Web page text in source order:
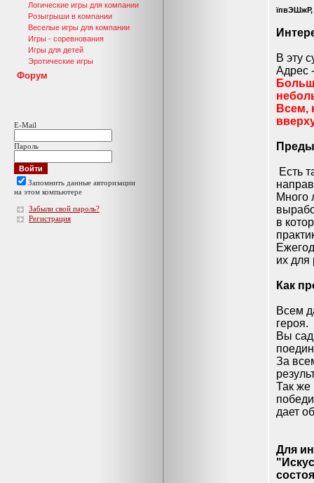
Логические игры для компании
Розыгрыши в компании
Веселые игры для компании
Игры - соревнования
Игры для детей
Эротические игры
Форум
E-Mail
Пароль
Запомнить данные авторизации
на этом компьютере
Забыли свой пароль?
Регистрация
В эту
Адрес
Всем,
Есть
Много
в
их для
Как
Всем
героя.
Вы
За
Так же
дает
Для